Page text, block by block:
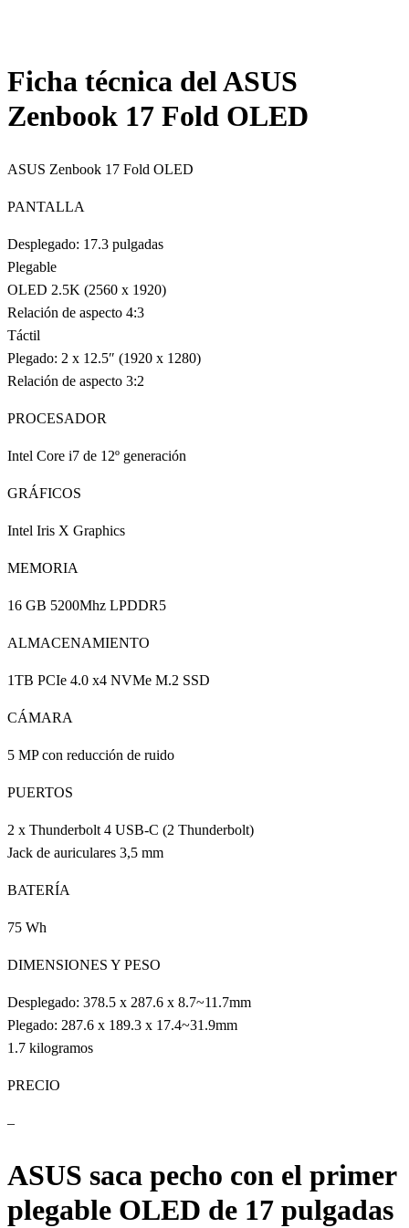
Ficha técnica del ASUS
Zenbook 17 Fold OLED
ASUS Zenbook 17 Fold OLED
PANTALLA
Desplegado: 17.3 pulgadas
Plegable
OLED 2.5K (2560 x 1920)
Relación de aspecto 4:3
Táctil
Plegado: 2 x 12.5″ (1920 x 1280)
Relación de aspecto 3:2
PROCESADOR
Intel Core i7 de 12º generación
GRÁFICOS
Intel Iris X Graphics
MEMORIA
16 GB 5200Mhz LPDDR5
ALMACENAMIENTO
1TB PCIe 4.0 x4 NVMe M.2 SSD
CÁMARA
5 MP con reducción de ruido
PUERTOS
2 x Thunderbolt 4 USB-C (2 Thunderbolt)
Jack de auriculares 3,5 mm
BATERÍA
75 Wh
DIMENSIONES Y PESO
Desplegado: 378.5 x 287.6 x 8.7~11.7mm
Plegado: 287.6 x 189.3 x 17.4~31.9mm
1.7 kilogramos
PRECIO
–
ASUS saca pecho con el primer
plegable OLED de 17 pulgadas